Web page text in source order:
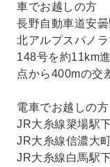
車でお越しの方
長野自動車道安
北アルプスパノ
148号を約11km
点から400mの交
電車でお越しの方
JR大糸線簗場駅
JR大糸線信濃大
JR大糸線白馬駅